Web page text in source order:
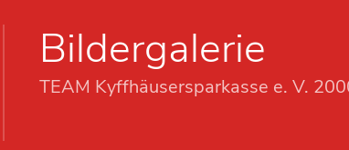
Bildergalerie
TEAM Kyffhäusersparkasse e. V.